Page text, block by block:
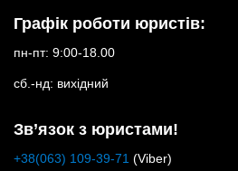
Графік роботи юристів:
пн-пт: 9:00-18.00
сб.-нд: вихідний
Зв’язок з юристами!
+38(063) 109-39-71 (Viber)